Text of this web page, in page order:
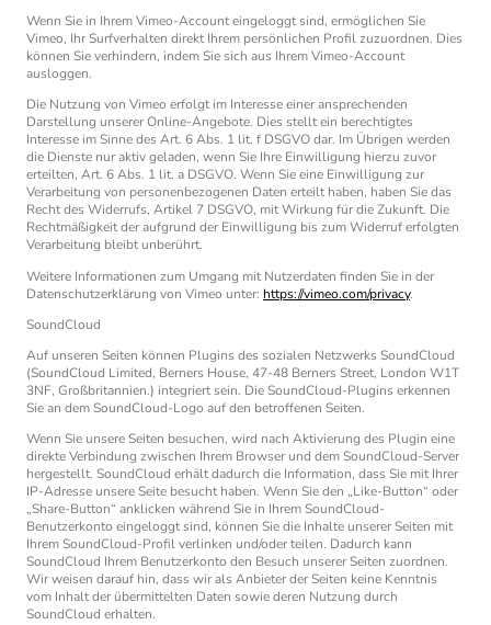
Wenn Sie in Ihrem Vimeo-Account eingeloggt sind, ermöglichen Sie
Vimeo, Ihr Surfverhalten direkt Ihrem persönlichen Profil zuzuordnen. Dies
können Sie verhindern, indem Sie sich aus Ihrem Vimeo-Account
ausloggen.
Die Nutzung von Vimeo erfolgt im Interesse einer ansprechenden
Darstellung unserer Online-Angebote. Dies stellt ein berechtigtes
Interesse im Sinne des Art. 6 Abs. 1 lit. f DSGVO dar. Im Übrigen werden
die Dienste nur aktiv geladen, wenn Sie Ihre Einwilligung hierzu zuvor
erteilten, Art. 6 Abs. 1 lit. a DSGVO. Wenn Sie eine Einwilligung zur
Verarbeitung von personenbezogenen Daten erteilt haben, haben Sie das
Recht des Widerrufs, Artikel 7 DSGVO, mit Wirkung für die Zukunft. Die
Rechtmäßigkeit der aufgrund der Einwilligung bis zum Widerruf erfolgten
Verarbeitung bleibt unberührt.
Weitere Informationen zum Umgang mit Nutzerdaten finden Sie in der
Datenschutzerklärung von Vimeo unter: https://vimeo.com/privacy.
SoundCloud
Auf unseren Seiten können Plugins des sozialen Netzwerks SoundCloud
(SoundCloud Limited, Berners House, 47-48 Berners Street, London W1T
3NF, Großbritannien.) integriert sein. Die SoundCloud-Plugins erkennen
Sie an dem SoundCloud-Logo auf den betroffenen Seiten.
Wenn Sie unsere Seiten besuchen, wird nach Aktivierung des Plugin eine
direkte Verbindung zwischen Ihrem Browser und dem SoundCloud-Server
hergestellt. SoundCloud erhält dadurch die Information, dass Sie mit Ihrer
IP-Adresse unsere Seite besucht haben. Wenn Sie den „Like-Button“ oder
„Share-Button“ anklicken während Sie in Ihrem SoundCloud-
Benutzerkonto eingeloggt sind, können Sie die Inhalte unserer Seiten mit
Ihrem SoundCloud-Profil verlinken und/oder teilen. Dadurch kann
SoundCloud Ihrem Benutzerkonto den Besuch unserer Seiten zuordnen.
Wir weisen darauf hin, dass wir als Anbieter der Seiten keine Kenntnis
vom Inhalt der übermittelten Daten sowie deren Nutzung durch
SoundCloud erhalten.